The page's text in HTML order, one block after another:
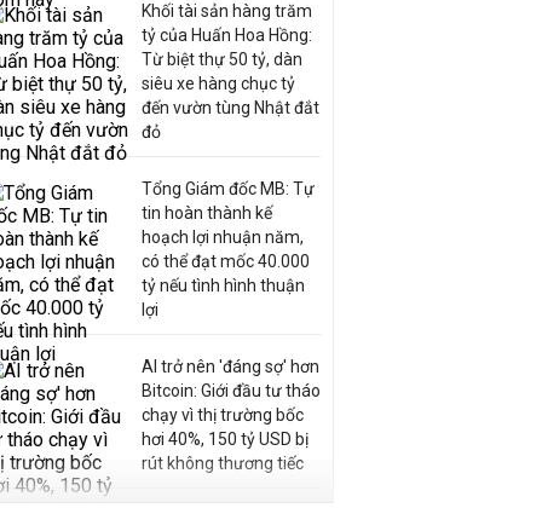
Khối tài sản hàng trăm
tỷ của Huấn Hoa Hồng:
Từ biệt thự 50 tỷ, dàn
siêu xe hàng chục tỷ
đến vườn tùng Nhật đắt
đỏ
Tổng Giám đốc MB: Tự
tin hoàn thành kế
hoạch lợi nhuận năm,
có thể đạt mốc 40.000
tỷ nếu tình hình thuận
lợi
AI trở nên 'đáng sợ' hơn
Bitcoin: Giới đầu tư tháo
chạy vì thị trường bốc
hơi 40%, 150 tỷ USD bị
rút không thương tiếc